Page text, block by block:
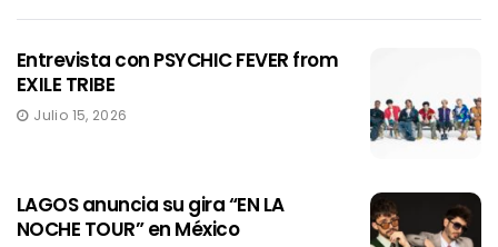
Entrevista con PSYCHIC FEVER from
EXILE TRIBE
Julio 15, 2026
LAGOS anuncia su gira “EN LA
NOCHE TOUR” en México